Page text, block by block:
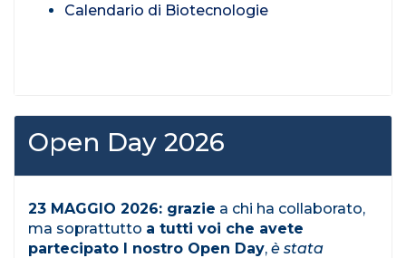
Calendario di Biotecnologie
Open Day 2026
23 MAGGIO 2026: grazie a chi ha collaborato,
ma soprattutto a tutti voi che avete
partecipato l nostro Open Day, è stata